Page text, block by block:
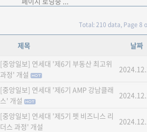
Total: 210 data, Page 8
제목
날짜
[중앙일보] 연세대 '제6기 부동산 최고위
과정' 개설
[중앙일보] 연세대 '제6기 AMP 강남클래
스' 개설
[중앙일보] 연세대 '제5기 펫 비즈니스 리
더스 과정' 개설